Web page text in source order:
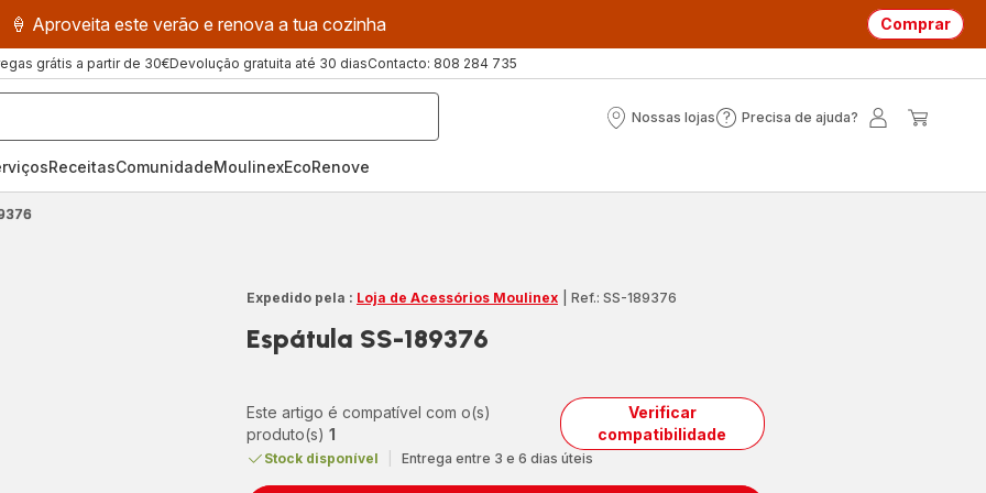
🍦 Aproveita este verão e renova a tua cozinha Comprar
grátis a partir de 30€Devolução gratuita até 30 diasContacto: 808 284 735
Nossas lojas
Nossas
Precisa de ajuda?
Precisa
ReceitasComunidadeMoulinexEcoRenove
Expedido pela : Loja de Acessórios Moulinex Ref.: SS-189376
Espátula SS-189376
Este artigo é compatível com o(s)
produto(s) 1
Verificar
compatibilidade
Stock disponível Entrega entre 3 e 6 dias úteis